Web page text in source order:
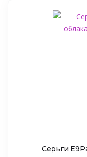
Серьги